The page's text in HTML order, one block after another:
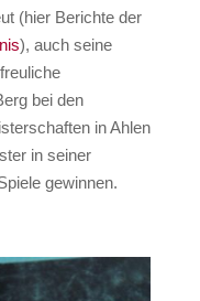
(hier Berichte der
), auch seine
bei den
in Ahlen
in seiner
gewinnen.